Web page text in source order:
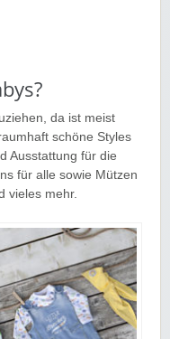
da ist meist
schöne Styles
Ausstattung für die
für alle sowie Mützen
vieles mehr.